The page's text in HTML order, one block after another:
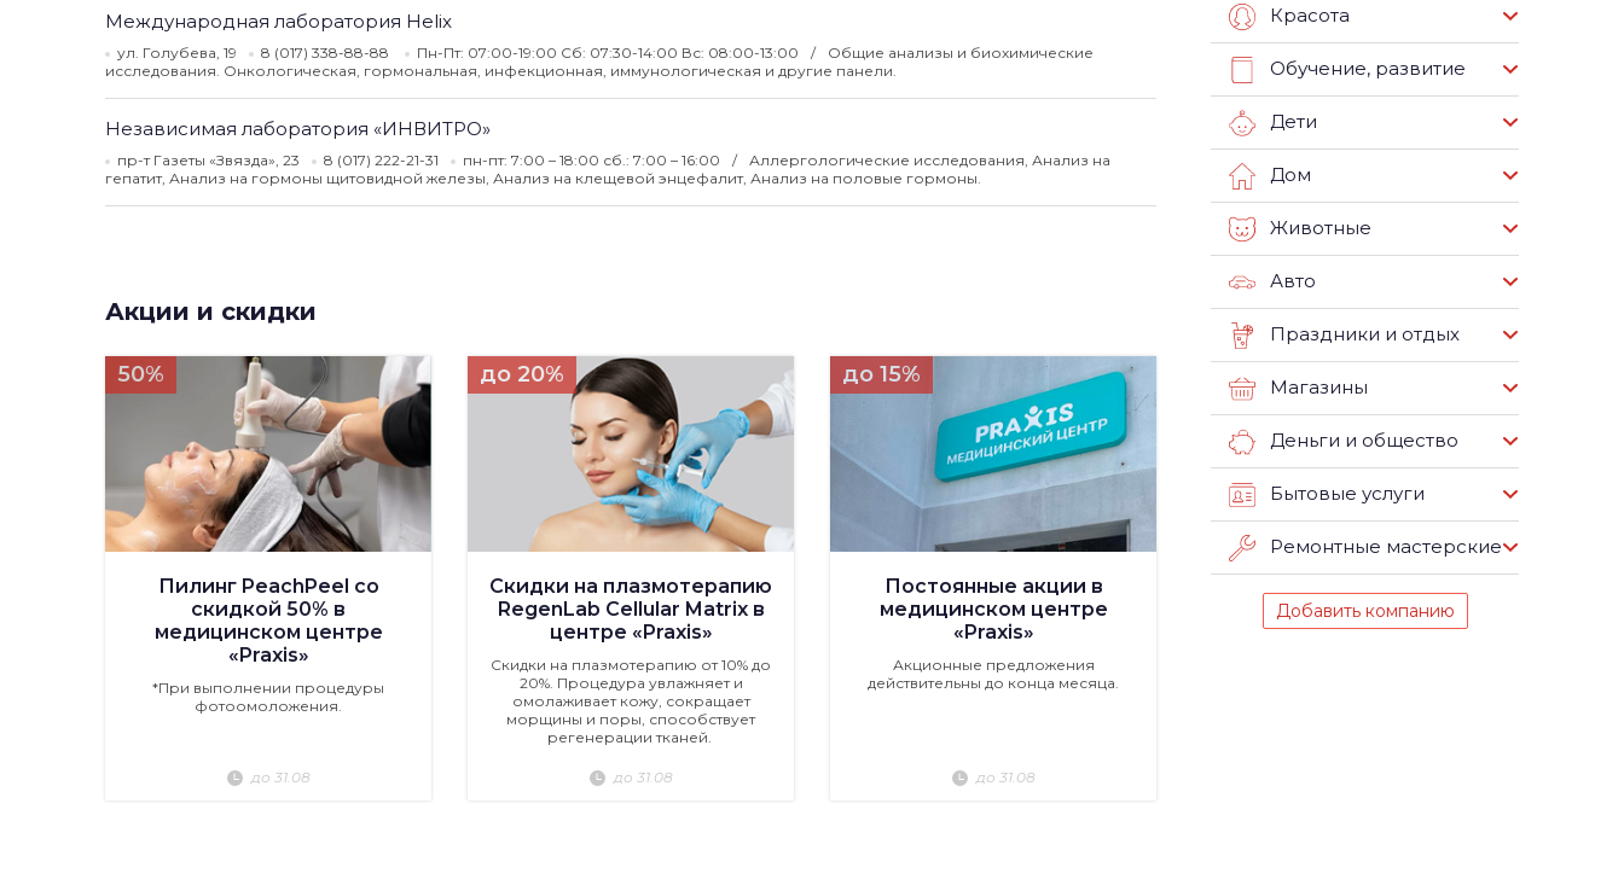
Международная лаборатория Helix
ул. Голубева, 19 8 (017) 338-88-88 Пн-Пт: 07:00-19:00 Сб: 07:30-14:00 Вс: 08:00-13:00
Общие анализы и биохимические
исследования. Онкологическая, гормональная, инфекционная, иммунологическая и другие панели.
Независимая лаборатория «ИНВИТРО»
пр-т Газеты «Звязда», 23 8 (017) 222-21-31 пн-пт: 7:00 – 18:00 сб.: 7:00 – 16:00
Аллергологические исследования, Анализ на
гепатит, Анализ на гормоны щитовидной железы, Анализ на клещевой энцефалит, Анализ на половые гормоны.
Акции и скидки
50%
Пилинг PeachPeel со
скидкой 50% в
медицинском центре
«Praxis»
*При выполнении процедуры
фотоомоложения.
до 31.08
до 20%
Скидки на плазмотерапию
RegenLab Cellular Matrix в
центре «Praxis»
Скидки на плазмотерапию от 10% до
20%. Процедура увлажняет и
омолаживает кожу, сокращает
морщины и поры, способствует
регенерации тканей.
до 31.08
до 15%
Постоянные акции в
медицинском центре
«Praxis»
Акционные предложения
действительны до конца месяца.
до 31.08
Красота
Обучение, развитие
Дети
Дом
Животные
Авто
Праздники и отдых
Магазины
Деньги и общество
Бытовые услуги
Ремонтные мастерские
Добавить компанию